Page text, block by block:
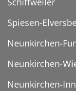
Spiesen-
Neunkirchen-
Neunkirchen-
Neunkirchen-